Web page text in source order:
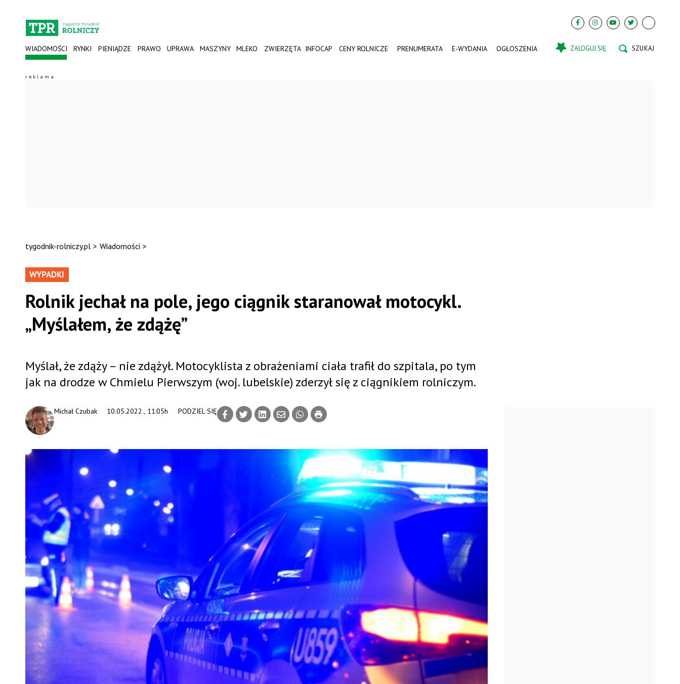
WIADOMOŚCI RYNKI PIENIĄDZE PRAWO UPRAWA MASZYNY MLEKO ZWIERZĘTA INFOCAP CENY ROLNICZE PRENUMERATA E-WYDANIA OGŁOSZENIA ZALOGUJ SIĘ
tygodnik-rolniczy.pl > Wiadomości >
WYPADKI
Rolnik jechał na pole, jego ciągnik staranował motocykl.
„Myślałem, że zdążę”
10.05.2022., 11:05h
Michał Czubak PODZIEL SIĘ
Myślał, że zdąży – nie zdążył. Motocyklista z obrażeniami ciała trafił do szpitala, po tym
jak na drodze w Chmielu Pierwszym (woj. lubelskie) zderzył się z ciągnikiem rolniczym.